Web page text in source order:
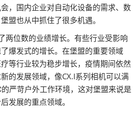
，国内企业对自动化设备的需求、数
盟也从中抓住了很多机遇。
位数的业绩增长。有些行业受影响
爆发式的增长。在堡盟的重要领域
等行业较为稳步增长，疫情期间依然
的发展领域，像CX.I系列相机可以满
严苛户外工作环境，这对堡盟来说是
发展的重点领域。